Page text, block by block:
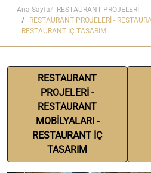
Ana Sayfa
RESTAURANT PROJELERİ
RESTAURANT PROJELERİ -
RESTAURANT İÇ TASARIM
RESTAURANT
PROJELERİ -
RESTAURANT
MOBİLYALARI -
RESTAURANT İÇ
TASARIM